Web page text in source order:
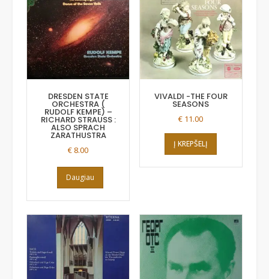
DRESDEN STATE
ORCHESTRA (
RUDOLF KEMPE) –
RICHARD STRAUSS :
ALSO SPRACH
ZARATHUSTRA
€ 8.00
Daugiau
VIVALDI -THE FOUR
SEASONS
€ 11.00
Į KREPŠELĮ